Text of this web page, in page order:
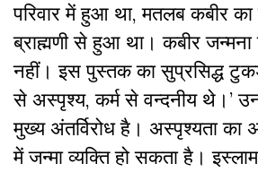
परिवार में हुआ था, मतलब कबीर का
ब्राह्मणी से हुआ था। कबीर जन्मना
नहीं। इस पुस्तक का सुप्रसिद्ध
से अस्पृश्य, कर्म से वन्दनीय थे। ’
मुख्य अंतर्विरोध है। अस्पृश्यता का
में जन्मा व्यक्ति हो सकता है।